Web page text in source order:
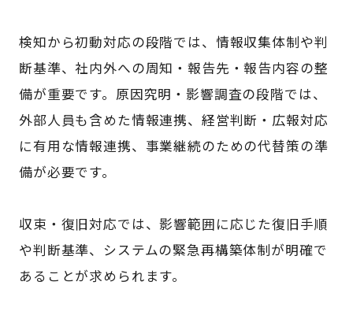
検知から初動対応の段階では、情報収集体制や判
断基準、社内外への周知・報告先・報告内容の整
備が重要です。原因究明・影響調査の段階では、
外部人員も含めた情報連携、経営判断・広報対応
に有用な情報連携、事業継続のための代替策の準
備が必要です。
収束・復旧対応では、影響範囲に応じた復旧手順
や判断基準、システムの緊急再構築体制が明確で
あることが求められます。